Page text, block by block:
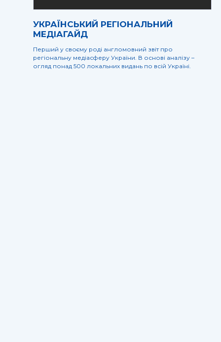
УКРАЇНСЬКИЙ РЕГІОНАЛЬНИЙ
МЕДІАГАЙД
Перший у своєму роді англомовний звіт про
регіональну медіасферу України. В основі аналізу –
огляд понад 500 локальних видань по всій Україні.